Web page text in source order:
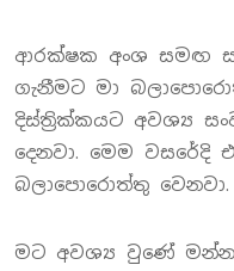
ආරක්ෂක අංශ සමඟ
ගැනීමට මා
දිස්ත්‍රික්කයට අවශ්‍ය
දෙනවා. මෙම
බලාපොරොත්තු වෙනවා.
මට අවශ්‍ය වුණේ